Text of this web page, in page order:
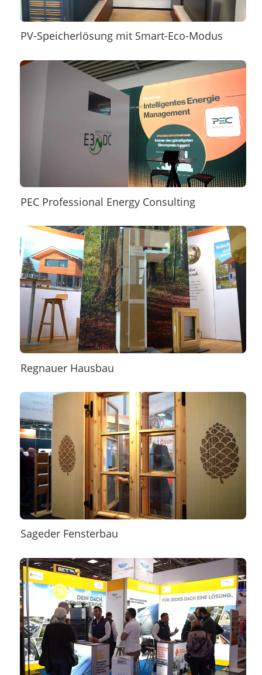
PV-Speicherlösung mit Smart-Eco-Modus
PEC Professional Energy Consulting
Regnauer Hausbau
Sageder Fensterbau